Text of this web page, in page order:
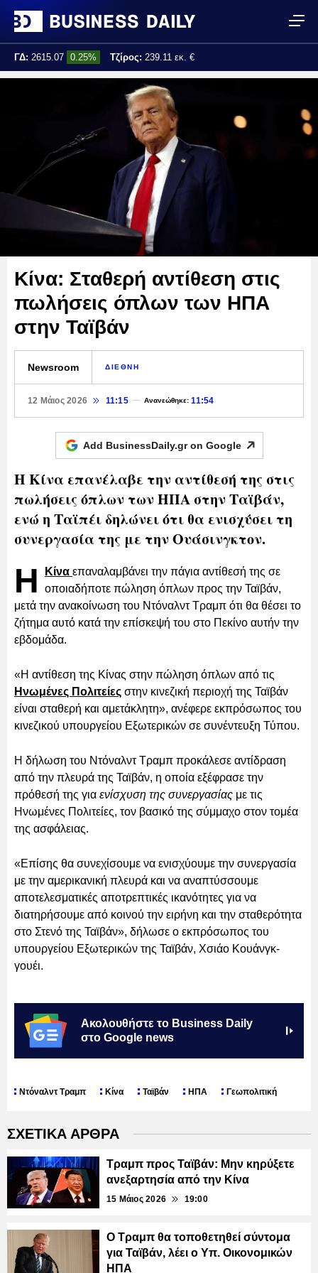
ΓΔ: 2615.07 0.25% Τζίρος: 239.11 εκ. €
Κίνα: Σταθερή αντίθεση στις
πωλήσεις όπλων των ΗΠΑ
στην Ταϊβάν
Newsroom ΔΙΕΘΝΗ
12 Μάιος 2026 11:15 Ανανεώθηκε:11:54
Add BusinessDaily.gr on Google
Η Κίνα επανέλαβε την αντίθεσή της στις
πωλήσεις όπλων των ΗΠΑ στην Ταϊβάν,
ενώ η Ταϊπέι δηλώνει ότι θα ενισχύσει τη
συνεργασία της με την Ουάσινγκτον.
Η Κίνα επαναλαμβάνει την πάγια αντίθεσή της σε
οποιαδήποτε πώληση όπλων προς την Ταϊβάν,
μετά την ανακοίνωση του Ντόναλντ Τραμπ ότι θα θέσει το
ζήτημα αυτό κατά την επίσκεψή του στο Πεκίνο αυτήν την
εβδομάδα.
«Η αντίθεση της Κίνας στην πώληση όπλων από τις
Ηνωμένες Πολιτείες στην κινεζική περιοχή της Ταϊβάν
είναι σταθερή και αμετάκλητη», ανέφερε εκπρόσωπος του
κινεζικού υπουργείου Εξωτερικών σε συνέντευξη Τύπου.
Η δήλωση του Ντόναλντ Τραμπ προκάλεσε αντίδραση
από την πλευρά της Ταϊβάν, η οποία εξέφρασε την
πρόθεσή της για ενίσχυση της συνεργασίας με τις
Ηνωμένες Πολιτείες, τον βασικό της σύμμαχο στον τομέα
της ασφάλειας.
«Επίσης θα συνεχίσουμε να ενισχύουμε την συνεργασία
με την αμερικανική πλευρά και να αναπτύσσουμε
αποτελεσματικές αποτρεπτικές ικανότητες για να
διατηρήσουμε από κοινού την ειρήνη και την σταθερότητα
στο Στενό της Ταϊβάν», δήλωσε ο εκπρόσωπος του
υπουργείου Εξωτερικών της Ταϊβάν, Χσιάο Κουάνγκ-
γουέι.
Ακολουθήστε το Business Daily
στο Google news
Ντόναλντ Τραμπ Κίνα Ταϊβάν ΗΠΑ Γεωπολιτική
ΣΧΕΤΙΚΑ ΑΡΘΡΑ
Τραμπ προς Ταϊβάν: Μην κηρύξετε
ανεξαρτησία από την Κίνα
15 Μάιος 2026 19:00
Ο Τραμπ θα τοποθετηθεί σύντομα
για Ταϊβάν, λέει ο Υπ. Οικονομικών
ΗΠΑ